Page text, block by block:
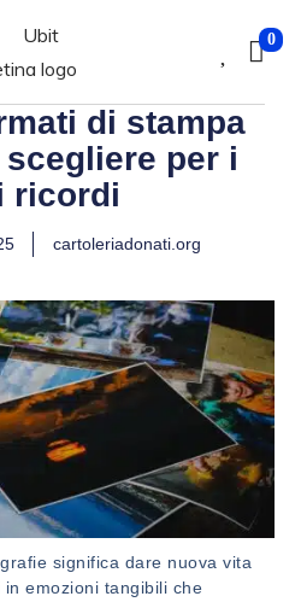
0
di stampa
per i
ricordi
cartoleriadonati.org
significa dare nuova vita
emozioni tangibili che